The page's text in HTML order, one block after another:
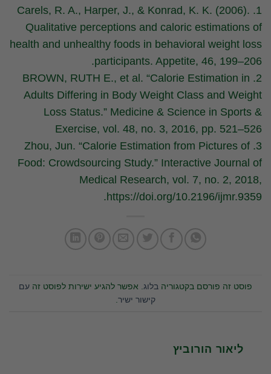
1. Carels, R. A., Harper, J., & Konrad, K. K. (2006).
Qualitative perceptions and caloric estimations of
health and unhealthy foods in behavioral weight loss
participants. Appetite, 46, 199–206.
2. BROWN, RUTH E., et al. “Calorie Estimation in
Adults Differing in Body Weight Class and Weight
Loss Status.” Medicine & Science in Sports &
Exercise, vol. 48, no. 3, 2016, pp. 521–526
3. Zhou, Jun. “Calorie Estimation from Pictures of
Food: Crowdsourcing Study.” Interactive Journal of
Medical Research, vol. 7, no. 2, 2018,
https://doi.org/10.2196/ijmr.9359.
פוסט זה פורסם בקטגוריה בלוג . אפשר להגיע ישירות לפוסט זה עם
קישור ישיר
ליאור הורוביץ